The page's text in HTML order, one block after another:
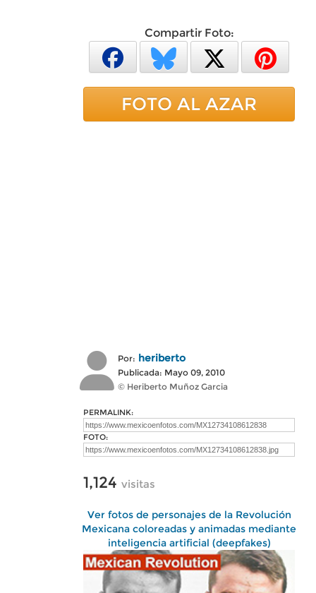
Compartir Foto:
FOTO AL AZAR
Por: heriberto
Publicada: Mayo 09, 2010
© Heriberto Muñoz Garcia
PERMALINK:
FOTO:
1,124 visitas
Ver fotos de personajes de la Revolución
Mexicana coloreadas y animadas mediante
inteligencia artificial (deepfakes)